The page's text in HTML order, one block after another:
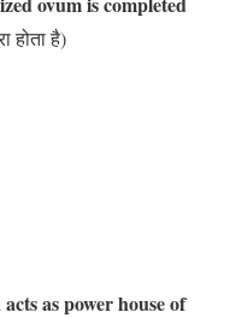
होता है)
as power house of